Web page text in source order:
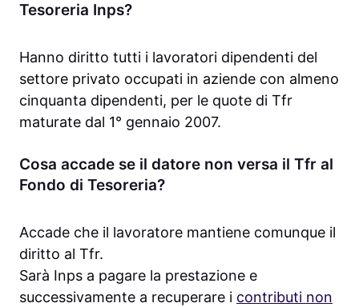
Tesoreria Inps?
Hanno diritto tutti i lavoratori dipendenti del
settore privato occupati in aziende con almeno
cinquanta dipendenti, per le quote di Tfr
maturate dal 1° gennaio 2007.
Cosa accade se il datore non versa il Tfr al
Fondo di Tesoreria?
Accade che il lavoratore mantiene comunque il
diritto al Tfr.
Sarà Inps a pagare la prestazione e
successivamente a recuperare i contributi non